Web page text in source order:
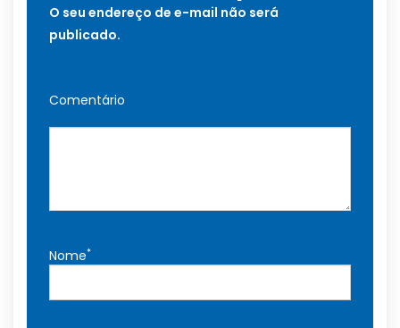
O seu endereço de e-mail não será
publicado.
Comentário
Nome*